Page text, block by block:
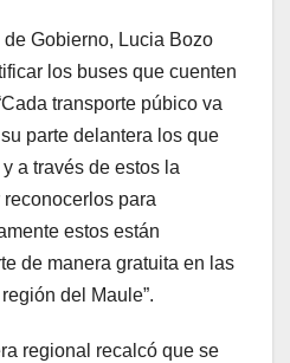
Gobierno, Lucia Bozo
los buses que cuenten
transporte púbico va
parte delantera los que
a través de estos la
para
estos están
de manera gratuita en las
del Maule”.
regional recalcó que se